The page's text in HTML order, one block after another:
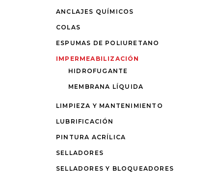
ANCLAJES QUÍMICOS
COLAS
ESPUMAS DE POLIURETANO
IMPERMEABILIZACIÓN
HIDROFUGANTE
MEMBRANA LÍQUIDA
LIMPIEZA Y MANTENIMIENTO
LUBRIFICACIÓN
PINTURA ACRÍLICA
SELLADORES
SELLADORES Y BLOQUEADORES